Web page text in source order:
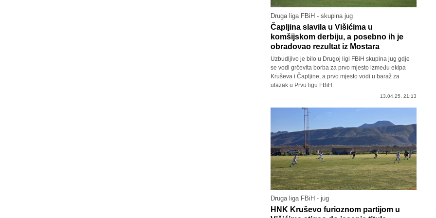
Druga liga FBiH - skupina jug
Čapljina slavila u Višićima u
komšijskom derbiju, a posebno ih je
obradovao rezultat iz Mostara
Uzbudljivo je bilo u Drugoj ligi FBiH skupina jug gdje
se vodi grčevita borba za prvo mjesto između ekipa
Kruševa i Čapljine, a prvo mjesto vodi u baraž za
ulazak u Prvu ligu FBiH.
13.04.25. 21:13
Druga liga FBiH - jug
HNK Kruševo furioznom partijom u